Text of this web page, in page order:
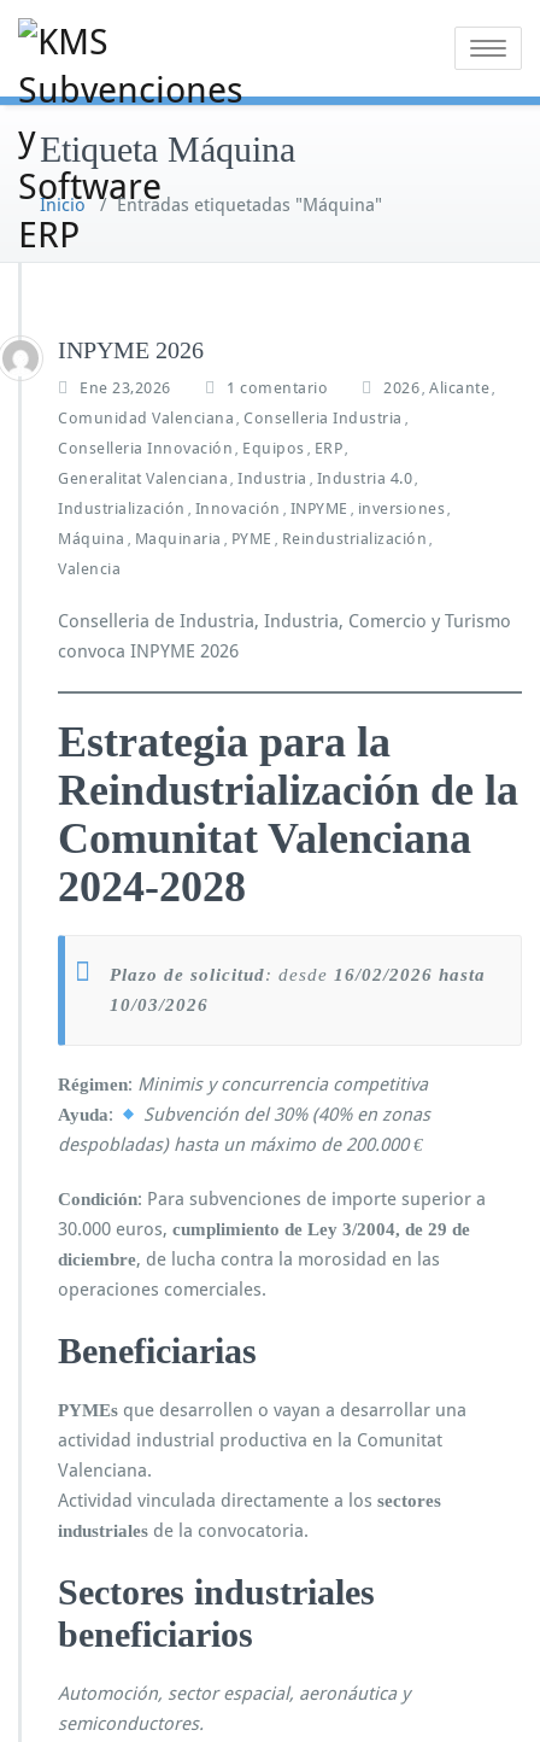
contenido
Alternar
Etiqueta Máquina
Inicio/Entradas etiquetadas "Máquina"
INPYME 2026
Ene 23,2026 1 comentario
n
N
P
Y
M
2
2026 Alicante
Comunidad Valenciana Conselleria Industria
Conselleria Innovación Equipos ERP
Generalitat Valenciana Industria Industria 4.0
Industrialización Innovación INPYME inversiones
Máquina Maquinaria PYME Reindustrialización
Valencia
Conselleria de Industria, Industria, Comercio y Turismo
convoca INPYME 2026
Estrategia para la
Reindustrialización de la
Comunitat Valenciana
2024-2028
Plazo de solicitud: desde 16/02/2026 hasta
10/03/2026
Régimen: Minimis y concurrencia competitiva
Ayuda:
Subvención del 30% (40% en zonas
despobladas) hasta un máximo de 200.000 €
Condición: Para subvenciones de importe superior a
30.000 euros, cumplimiento de Ley 3/2004, de 29 de
diciembre, de lucha contra la morosidad en las
operaciones comerciales.
Beneficiarias
PYMEs que desarrollen o vayan a desarrollar una
actividad industrial productiva en la Comunitat
Valenciana.
Actividad vinculada directamente a los sectores
industriales de la convocatoria.
Sectores industriales
beneficiarios
Automoción, sector espacial, aeronáutica y
semiconductores.